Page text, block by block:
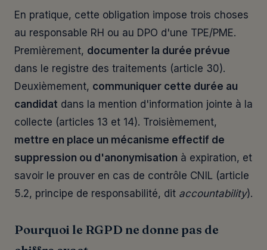
En pratique, cette obligation impose trois choses
au responsable RH ou au DPO d'une TPE/PME.
Premièrement, documenter la durée prévue
dans le registre des traitements (article 30).
Deuxièmement, communiquer cette durée au
candidat dans la mention d'information jointe à la
collecte (articles 13 et 14). Troisièmement,
mettre en place un mécanisme effectif de
suppression ou d'anonymisation à expiration, et
savoir le prouver en cas de contrôle CNIL (article
5.2, principe de responsabilité, dit accountability).
Pourquoi le RGPD ne donne pas de